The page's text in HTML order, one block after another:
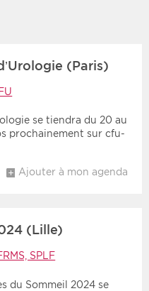
Les deux
Choisir une zone
(Paris)
se tiendra du 20 au
prochainement sur cfu-
Ajouter à mon agenda
(Lille)
SPLF
du Sommeil 2024 se